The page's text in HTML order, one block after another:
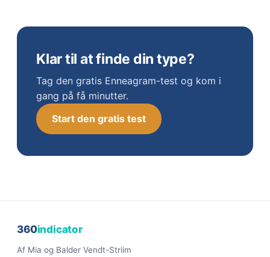
Klar til at finde din type?
Tag den gratis Enneagram-test og kom i
gang på få minutter.
Start den gratis test
360indicator
Af Mia og Balder Vendt-Striim